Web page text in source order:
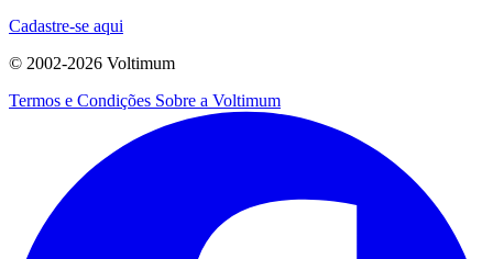
Cadastre-se aqui
© 2002-2026 Voltimum
Termos e Condições Sobre a Voltimum